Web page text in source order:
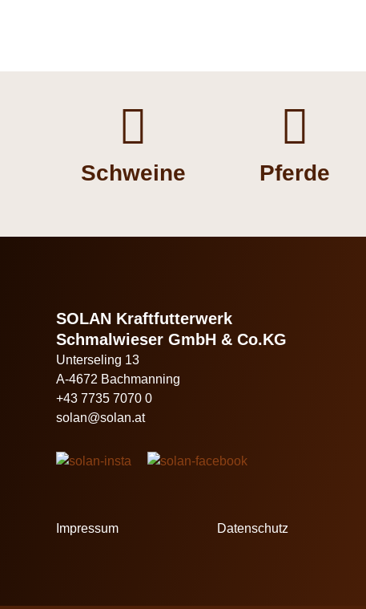

Schweine

Pferde
SOLAN Kraftfutterwerk
Schmalwieser GmbH & Co.KG
Unterseling 13
A-4672 Bachmanning
+43 7735 7070 0
solan@solan.at
Impressum Datenschutz